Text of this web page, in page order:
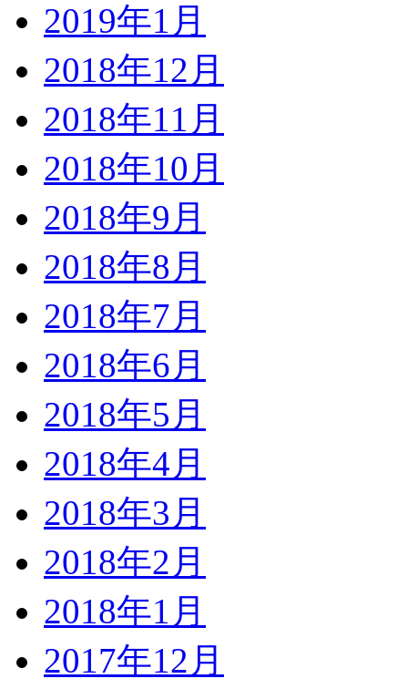
2019年1月
2018年12月
2018年11月
2018年10月
2018年9月
2018年8月
2018年7月
2018年6月
2018年5月
2018年4月
2018年3月
2018年2月
2018年1月
2017年12月